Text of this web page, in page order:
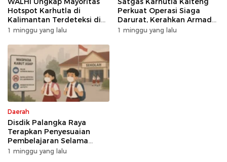
Hotspot Karhutla di
Kalimantan Terdeteksi di
Area Konsesi
1 minggu yang lalu
Perkuat Operasi Siaga
Darurat, Kerahkan Armada
Udara dan Darat
1 minggu yang lalu
Daerah
Disdik Palangka Raya
Terapkan Penyesuaian
Pembelajaran Selama
Potensi Karhutla
1 minggu yang lalu